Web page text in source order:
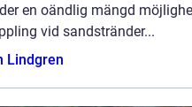
en oändlig mängd
vid sandstränder...
Lindgren